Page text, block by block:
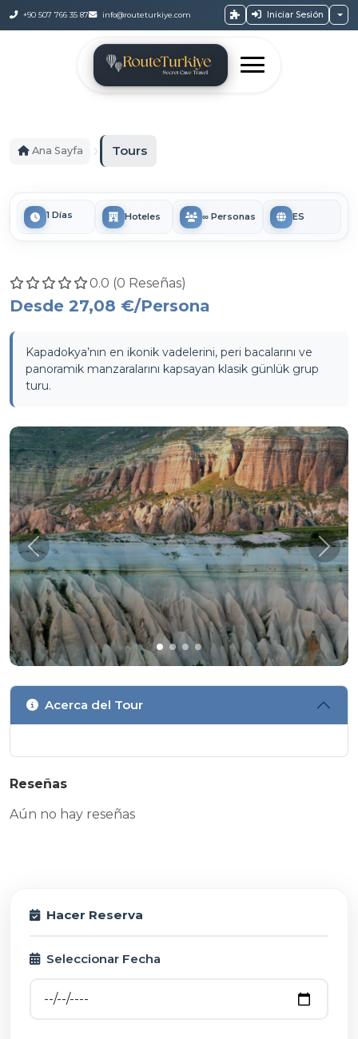
+90 507 766 35 87 info@routeturkiye.com Iniciar Sesión
Ana Sayfa Tours
1 Días Hoteles ∞ Personas ES
0.0 (0 Reseñas)
Desde 27,08 €/Persona
Kapadokya’nın en ikonik vadelerini, peri bacalarını ve
panoramik manzaralarını kapsayan klasik günlük grup
turu.
Önceki
Acerca del Tour
Reseñas
Aún no hay reseñas
Hacer Reserva
Seleccionar Fecha